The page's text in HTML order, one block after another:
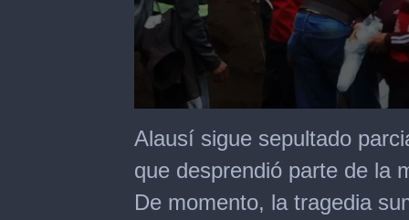
seconds
of
minute,
37
seconds
Alausí sigue sepultado
que desprendió parte de la
De momento, la tragedia